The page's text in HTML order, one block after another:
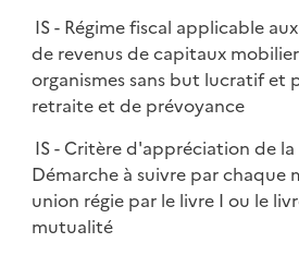
IS - Régime fiscal applicable
de revenus de capitaux
organismes sans but lucratif et
retraite et de prévoyance
IS - Critère d'appréciation de
Démarche à suivre par chaque
union régie par le livre I ou le
mutualité